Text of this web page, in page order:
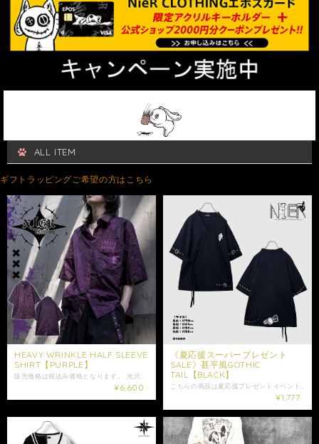
ALL ITEM
ギフトラッピングご希望の方はこちら
HEAVY WRINKLE HALF SLEEVE
SHIRT【PURPLE】
¥6,600
《夏応援スーパープレゼント
SALE》甚平風GOTHIC
TAIL【BLACK】
¥1,777